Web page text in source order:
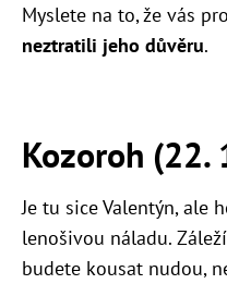
Myslete na to, že vás
neztratili jeho důvěru.
Kozoroh (22.
Je tu sice Valentýn, ale
lenošivou náladu.
budete kousat nudou,